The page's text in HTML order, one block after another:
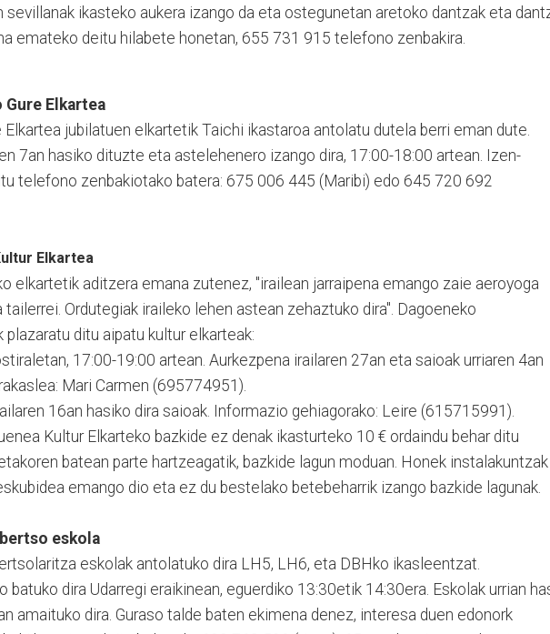
sevillanak ikasteko aukera izango da eta ostegunetan aretoko dantzak eta
emateko deitu hilabete honetan, 655 731 915 telefono zenbakira.
Gure Elkartea
Elkartea jubilatuen elkartetik Taichi ikastaroa antolatu dutela berri eman dute.
7an hasiko dituzte eta astelehenero izango dira, 17:00-18:00 artean. Izen-
telefono zenbakiotako batera: 675 006 445 (Maribi) edo 645 720 692
Elkartea
elkartetik aditzera emana zutenez, "irailean jarraipena emango zaie aeroyoga
Ordutegiak iraileko lehen astean zehaztuko dira". Dagoeneko
plazaratu ditu aipatu kultur elkarteak:
17:00-19:00 artean. Aurkezpena irailaren 27an eta saioak urriaren 4an
Mari Carmen (695774951).
16an hasiko dira saioak. Informazio gehiagorako: Leire (615715991).
Kultur Elkarteko bazkide ez denak ikasturteko 10 € ordaindu behar ditu
batean parte hartzeagatik, bazkide lagun moduan. Honek instalakuntzak
emango dio eta ez du bestelako betebeharrik izango bazkide lagunak.
eskola
eskolak antolatuko dira LH5, LH6, eta DBHko ikasleentzat.
batuko dira Udarregi eraikinean, eguerdiko 13:30etik 14:30era. Eskolak urrian
amaituko dira. Guraso talde baten ekimena denez, interesa duen edonork